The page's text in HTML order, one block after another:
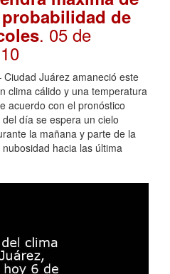
de
. 05 de
Juárez amaneció este
clima cálido y una temperatura
acuerdo con el pronóstico
día se espera un cielo
la mañana y parte de la
hacia las última